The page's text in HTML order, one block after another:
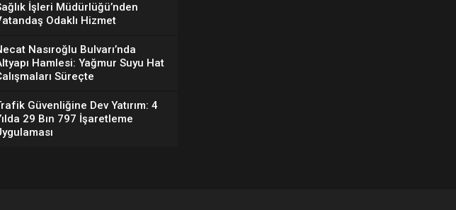
İşleri Müdürlüğü’nden
Odaklı Hizmet
Nasıroğlu Bulvarı’nda
Hamlesi: Yağmur Suyu Hat
Süreçte
Güvenliğine Dev Yatırım: 4
29 Bın 797 İşaretleme